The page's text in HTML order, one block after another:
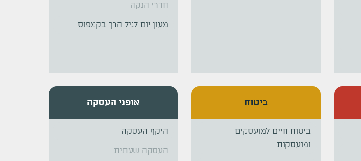
חדרי הנקה
מעון יום לגיל הרך בקמפוס
ביטוח
ביטוח חיים למועסקים
ומועסקות
אופני העסקה
היקף העסקה
העסקה שעתית